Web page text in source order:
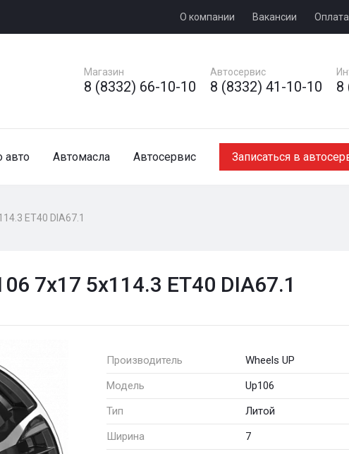
О компании Вакансии
Магазин
8 (8332) 66-10-10
Автосервис
8 (8332) 41-10-10 8
авто Автомасла Автосервис Записаться в
ET40 DIA67.1
7x17 5x114.3 ET40 DIA67.1
Производитель
Wheels UP
Модель
Up106
Тип
Литой
Ширина
7